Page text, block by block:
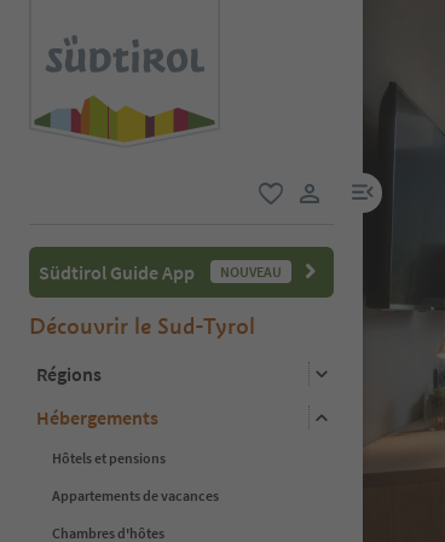
lien utilisateur
lien menu
Südtirol Guide App NOUVEAU
Découvrir le Sud-Tyrol
Régions
Hébergements
Hôtels et pensions
Appartements de vacances
Chambres d'hôtes